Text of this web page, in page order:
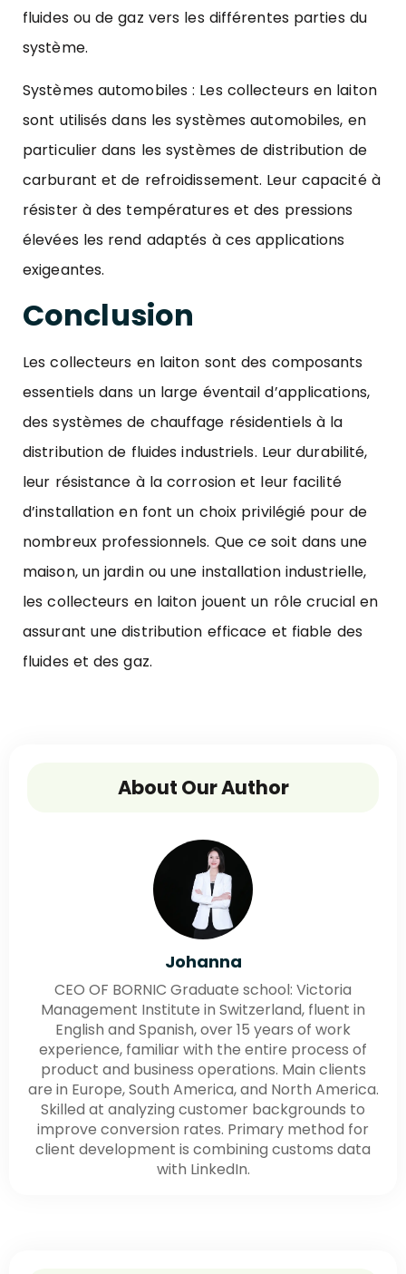
fluides ou de gaz vers les différentes parties du
système.
Systèmes automobiles : Les collecteurs en laiton
sont utilisés dans les systèmes automobiles, en
particulier dans les systèmes de distribution de
carburant et de refroidissement. Leur capacité à
résister à des températures et des pressions
élevées les rend adaptés à ces applications
exigeantes.
Conclusion
Lescollecteurs en laiton sont des composants
essentiels dans un large éventail d’applications,
des systèmes de chauffage résidentiels à la
distribution de fluides industriels. Leur durabilité,
leur résistance à la corrosion et leur facilité
d’installation en font un choix privilégié pour de
nombreux professionnels. Que ce soit dans une
maison, un jardin ou une installation industrielle,
les collecteurs en laiton jouent un rôle crucial en
assurant une distribution efficace et fiable des
fluides et des gaz.
About Our Author
Johanna
CEO OF BORNIC Graduate school: Victoria
Management Institute in Switzerland, fluent in
English and Spanish, over 15 years of work
experience, familiar with the entire process of
product and business operations. Main clients
are in Europe, South America, and North America.
Skilled at analyzing customer backgrounds to
improve conversion rates. Primary method for
client development is combining customs data
with LinkedIn.